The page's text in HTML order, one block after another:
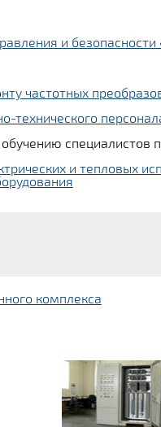
и
частотных
технического
и тепловых
комплекса